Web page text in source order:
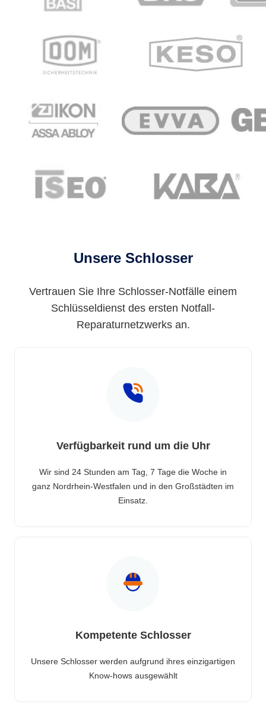
Unsere Schlosser
Vertrauen Sie Ihre Schlosser-Notfälle einem
Schlüsseldienst des ersten Notfall-
Reparaturnetzwerks an.
Verfügbarkeit rund um die Uhr
Wir sind 24 Stunden am Tag, 7 Tage die Woche in
ganz Nordrhein-Westfalen und in den Großstädten im
Einsatz.
Kompetente Schlosser
Unsere Schlosser werden aufgrund ihres einzigartigen
Know-hows ausgewählt